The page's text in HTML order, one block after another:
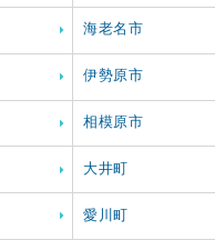
海老名市
伊勢原市
相模原市
大井町
愛川町